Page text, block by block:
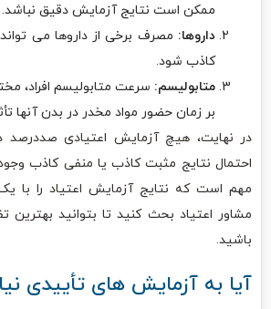
ممکن است نتایج آزمایش دقیق نباشد.
داروها: مصرف برخی از داروها می
کاذب شود.
متابولیسم: سرعت متابولیسم افراد،
بر زمان حضور مواد مخدر در بدن آنها
در نهایت، هیچ آزمایش اعتیادی
احتمال نتایج مثبت کاذب یا منفی کاذب
مهم است که نتایج آزمایش اعتیاد را
مشاور اعتیاد بحث کنید تا بتوانید بهترین
باشید.
آیا به آزمایش های تأییدی